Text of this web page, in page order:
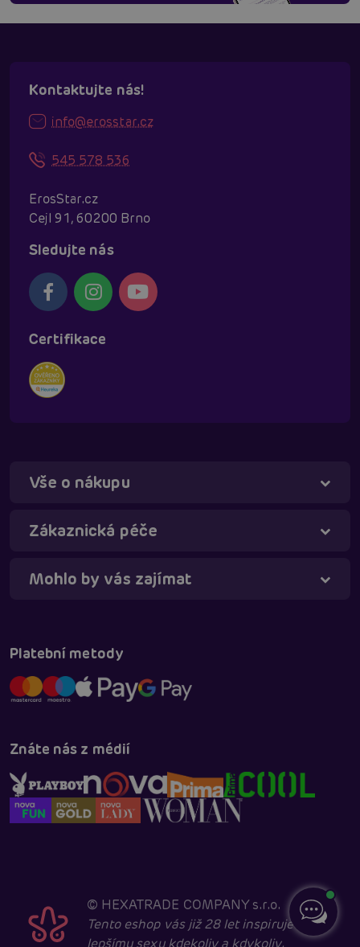
Kontaktujte nás!
info@erosstar.cz
545 578 536
ErosStar.cz
Cejl 91, 60200 Brno
Sledujte nás
Certifikace
Vše o nákupu
Zákaznická péče
Mohlo by vás zajímat
Platební metody
Znáte nás z médií
© HEXATRADE COMPANY s.r.o.
Tento eshop vás již 28 let inspiruje k
lepšímu sexu kdekoliv a kdykoliv.
Táňa - virtuální asistentka